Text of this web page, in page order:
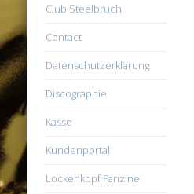
Club Steelbruch
Contact
Datenschutzerklärung
Discographie
Kasse
Kundenportal
Lockenkopf Fanzine